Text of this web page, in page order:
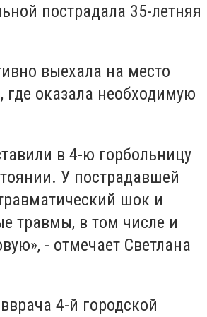
пострадала 35-летняя
выехала на место
где оказала необходимую
в 4-ю горбольницу
У пострадавшей
шок и
травмы, в том числе и
- отмечает Светлана
4-й городской